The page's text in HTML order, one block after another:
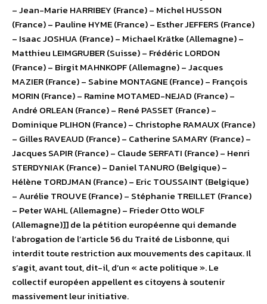
– Jean-Marie HARRIBEY (France) – Michel HUSSON
(France) – Pauline HYME (France) – Esther JEFFERS (France)
– Isaac JOSHUA (France) – Michael Krätke (Allemagne) –
Matthieu LEIMGRUBER (Suisse) – Frédéric LORDON
(France) – Birgit MAHNKOPF (Allemagne) – Jacques
MAZIER (France) – Sabine MONTAGNE (France) – François
MORIN (France) – Ramine MOTAMED-NEJAD (France) –
André ORLEAN (France) – René PASSET (France) –
Dominique PLIHON (France) – Christophe RAMAUX (France)
– Gilles RAVEAUD (France) – Catherine SAMARY (France) –
Jacques SAPIR (France) – Claude SERFATI (France) – Henri
STERDYNIAK (France) – Daniel TANURO (Belgique) –
Hélène TORDJMAN (France) – Eric TOUSSAINT (Belgique)
– Aurélie TROUVE (France) – Stéphanie TREILLET (France)
– Peter WAHL (Allemagne) – Frieder Otto WOLF
(Allemagne)]] de la pétition européenne qui demande
l’abrogation de l’article 56 du Traité de Lisbonne, qui
interdit toute restriction aux mouvements des capitaux. Il
s’agit, avant tout, dit-il, d’un « acte politique ». Le
collectif européen appellent es citoyens à soutenir
massivement leur initiative.